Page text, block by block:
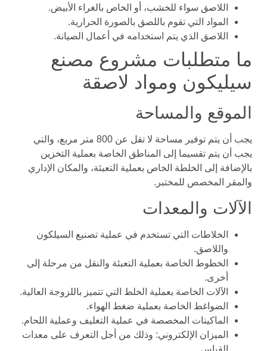
اللاصق سواء للخشب، أو الخاص بالغراء الأبيض.
المواد التي تقوم باللصق بالصورة الحرارية.
اللاصق الذي يتم استخدامه في أعمال الصيانة.
ما متطلبات مشروع مصنع
سيليكون ومواد لاصقة
الموقع والمساحة
يجب أن يتم توفير مساحة لا تقل عن 800 متر مربع، والتي
يجب أن يتم تقسيما إلى المناطق الخاصة بعملية التخزين
بالإضافة إلى الخلطة الخاص بعملية التعبئة، والمكان الإداري
والمقر المخصص للمختبر.
الآلات والمعدات
الخلاطات التي تستخدم في عملية تصنيع السيلكون
واللاصق.
الخطوط الخاصة بعملية التعبئة والنقل من مرحلة إلى
أخرى.
الآلات الخاصة بعملية الخلط التي تتميز باللزوجة العالية.
الضواغط الخاصة بعملية ضغط الهواء.
الماكينات المخصصة في عملية التغليف وعملية اللحام.
الميزان الإلكتروني: وذلك من أجل التعرف على معدات
القياس.